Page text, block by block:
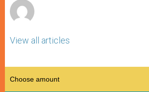
View all articles